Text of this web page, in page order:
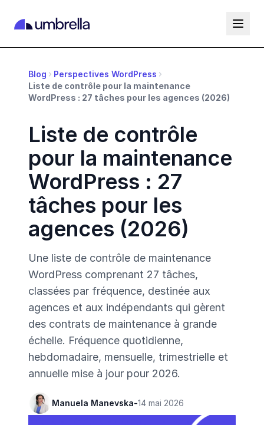
Blog
Perspectives WordPress
Liste de contrôle pour la maintenance
WordPress : 27 tâches pour les agences (2026)
Liste de contrôle
pour la maintenance
WordPress : 27
tâches pour les
agences (2026)
Une liste de contrôle de maintenance
WordPress comprenant 27 tâches,
classées par fréquence, destinée aux
agences et aux indépendants qui gèrent
des contrats de maintenance à grande
échelle. Fréquence quotidienne,
hebdomadaire, mensuelle, trimestrielle et
annuelle mise à jour pour 2026.
Manuela Manevska-14 mai 2026